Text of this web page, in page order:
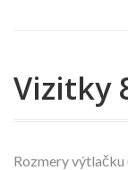
Vizitky
Rozmery